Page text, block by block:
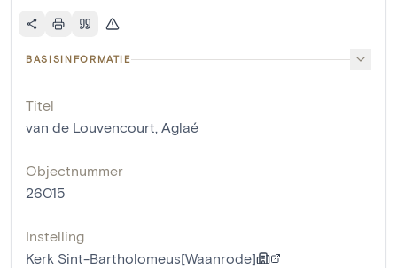
BASISINFORMATIE
Titel
van de Louvencourt, Aglaé
Objectnummer
26015
Instelling
Kerk Sint-Bartholomeus[Waanrode]